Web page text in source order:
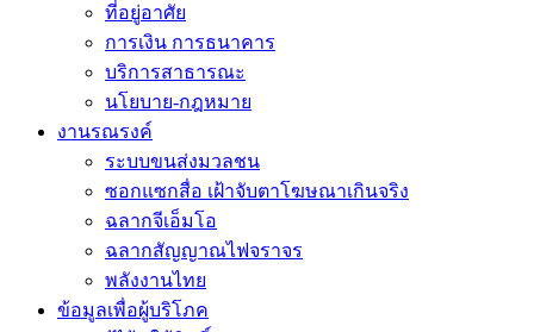
ที่อยู่อาศัย
การเงิน การธนาคาร
บริการสาธารณะ
นโยบาย-กฎหมาย
งานรณรงค์
ระบบขนส่งมวลชน
ซอกแซกสื่อ เฝ้าจับตาโฆษณาเกินจริง
ฉลากจีเอ็มโอ
ฉลากสัญญาณไฟจราจร
พลังงานไทย
ข้อมูลเพื่อผู้บริโภค